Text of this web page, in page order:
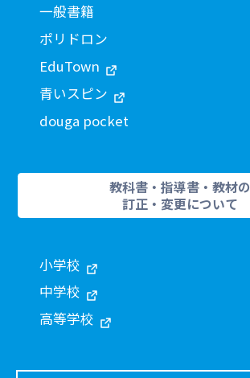
一般書籍
ポリドロン
EduTown
青いスピン
douga pocket
教科書・指導書・教材の
訂正・変更について
小学校
中学校
高等学校